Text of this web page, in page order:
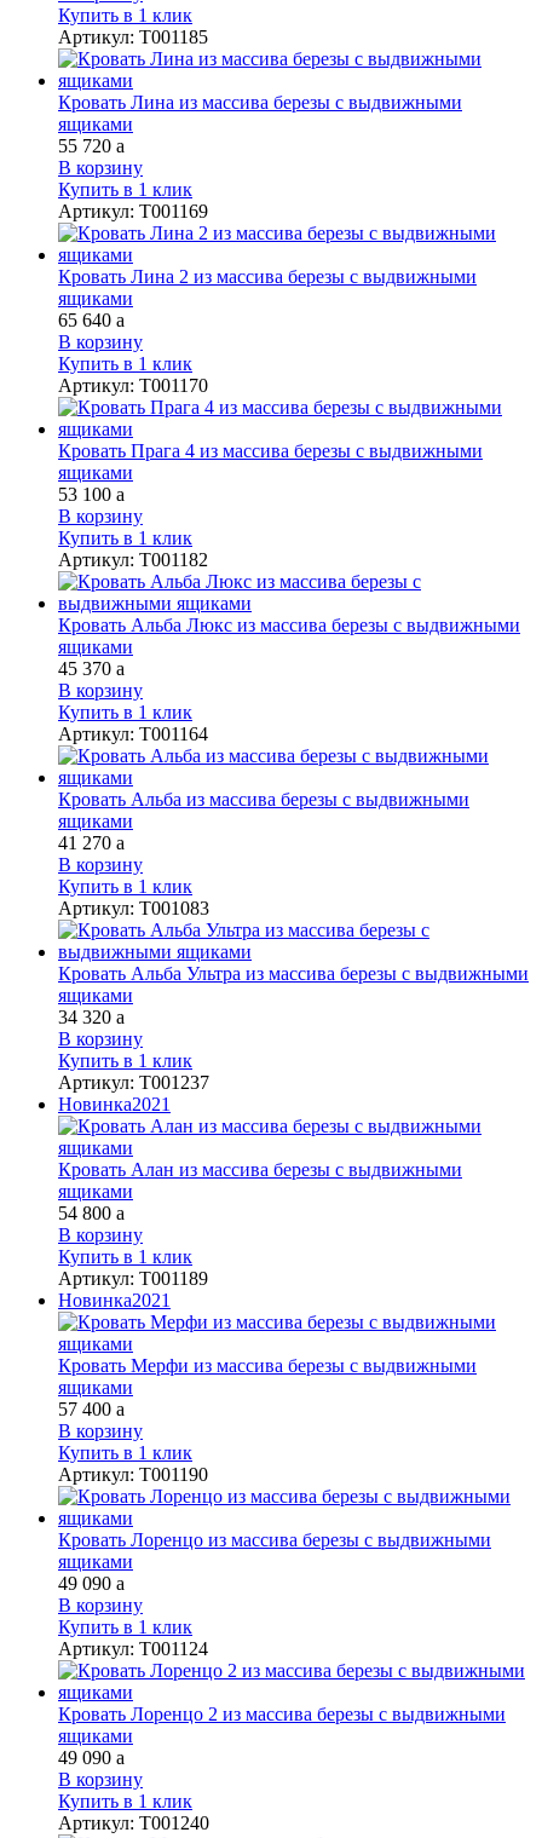
Купить в 1 клик
Артикул: Т001185
Кровать Лина из массива березы с выдвижными
ящиками
55 720 a
В корзину
Купить в 1 клик
Артикул: Т001169
Кровать Лина 2 из массива березы с выдвижными
ящиками
65 640 a
В корзину
Купить в 1 клик
Артикул: Т001170
Кровать Прага 4 из массива березы с выдвижными
ящиками
53 100 a
В корзину
Купить в 1 клик
Артикул: Т001182
Кровать Альба Люкс из массива березы с выдвижными
ящиками
45 370 a
В корзину
Купить в 1 клик
Артикул: Т001164
Кровать Альба из массива березы с выдвижными
ящиками
41 270 a
В корзину
Купить в 1 клик
Артикул: Т001083
Кровать Альба Ультра из массива березы с выдвижными
ящиками
34 320 a
В корзину
Купить в 1 клик
Артикул: Т001237
Новинка2021
Кровать Алан из массива березы с выдвижными
ящиками
54 800 a
В корзину
Купить в 1 клик
Артикул: Т001189
Новинка2021
Кровать Мерфи из массива березы с выдвижными
ящиками
57 400 a
В корзину
Купить в 1 клик
Артикул: Т001190
Кровать Лоренцо из массива березы с выдвижными
ящиками
49 090 a
В корзину
Купить в 1 клик
Артикул: Т001124
Кровать Лоренцо 2 из массива березы с выдвижными
ящиками
49 090 a
В корзину
Купить в 1 клик
Артикул: Т001240